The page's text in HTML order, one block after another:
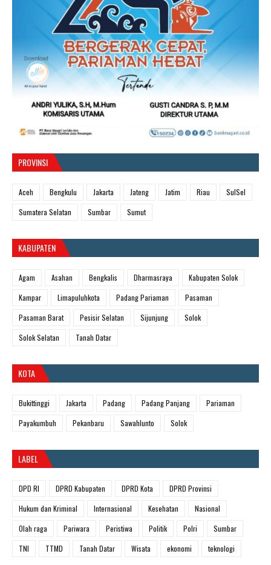
PROVINSI
Aceh Bengkulu Jakarta Jateng Jatim Riau
SulSel
Sumatera Selatan
Sumbar Sumut
KABUPATEN
Agam Asahan Bengkalis Dharmasraya
Kabupaten Solok
Kampar
Limapuluhkota Padang Pariaman
Pasaman
Pasaman Barat
Pesisir Selatan Sijunjung
Solok
Solok Selatan
Tanah Datar
KOTA
Bukittinggi Jakarta Padang Padang Panjang
Pariaman
Payakumbuh
Pekanbaru Sawahlunto Solok
LABEL
DPD RI DPRD Kabupaten DPRD Kota
DPRD Provinsi
Hukum dan Kriminal
Internasional Kesehatan
Nasional
Olah raga
Pariwara Peristiwa Politik Polri
Sumbar
TNI
TTMD Tanah Datar Wisata ekonomi teknologi